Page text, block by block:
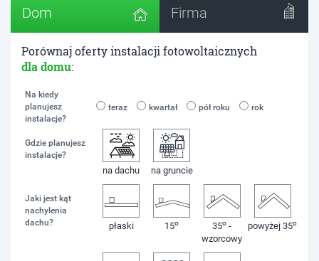
Dom Firma
Porównaj oferty instalacji fotowoltaicznych
dla domu:
Na kiedy
planujesz
instalacje?
teraz kwartał pół roku rok
Gdzie planujesz
instalacje?
na dachu na gruncie
Jaki jest kąt
nachylenia
dachu?
płaski 15o 35o -
wzorcowy
powyżej 35o